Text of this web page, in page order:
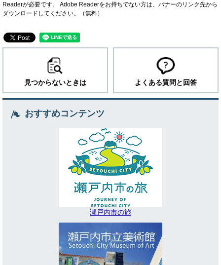
Readerが必要です。
Adobe Readerをお持ちでない方は、バナーのリンク先から
ダウンロードしてください。（無料）
見つからないときは よくある質問と回答
おすすめコンテンツ
瀬戸内市の旅